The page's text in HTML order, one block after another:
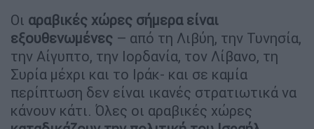
Οι αραβικές χώρες σήμερα είναι
εξουθενωμένες – από τη Λιβύη, την Τυνησία,
την Αίγυπτο, την Ιορδανία, τον Λίβανο, τη
Συρία μέχρι και το Ιράκ- και σε καμία
περίπτωση δεν είναι ικανές στρατιωτικά να
κάνουν κάτι. Όλες οι αραβικές χώρες